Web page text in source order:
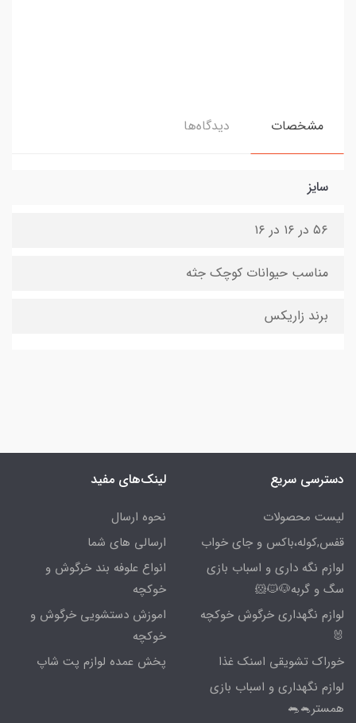
مشخصات دیدگاه‌ها
سایز
۵۶ در ۱۶ در ۱۶
مناسب حیوانات کوچک جثه
برند زاریکس
دسترسی سریع
لیست محصولات
قفس,کوله،باکس و جای خواب
لوازم نگه داری و اسباب بازی
سگ و گربه🐶🐱🐹
لوازم نگهداری خرگوش خوکچه
🐰
خوراک تشویقی اسنک غذا
لوازم نگهداری و اسباب بازی
همستر🐁🐀
لینک‌های مفید
نحوه ارسال
ارسالی های شما
انواع علوفه بند خرگوش و
خوکچه
اموزش دستشویی خرگوش و
خوکچه
پخش عمده لوازم پت شاپ